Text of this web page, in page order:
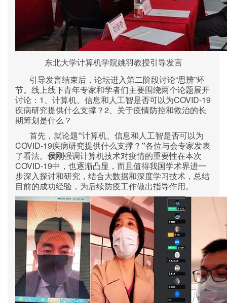
东北大学计算机学院姚羽教授引导发言
引导发言结束后，论坛进入第二阶段讨论“思辨”环
节。线上线下青年专家和学者们主要围绕两个论题展开
讨论： 1 、计算机、信息和人工智是否可以为COVID-19
疾病研究提供什么支撑？ 2 、关于疫情防控和救治的长
期筹划是什么？
首先，就论题“计算机、信息和人工智是否可以为
COVID-19疾病研究提供什么支撑？ ”各位与会专家发表
了看法。 侯刚强调计算机技术对疫情的重要性在本次
COVID-19中，也逐渐凸显，而且值得我国学术界进一
步深入探讨和研究，结合大数据和深度学习技术，总结
目前的成功经验，为后续防疫工作做出指导作用。